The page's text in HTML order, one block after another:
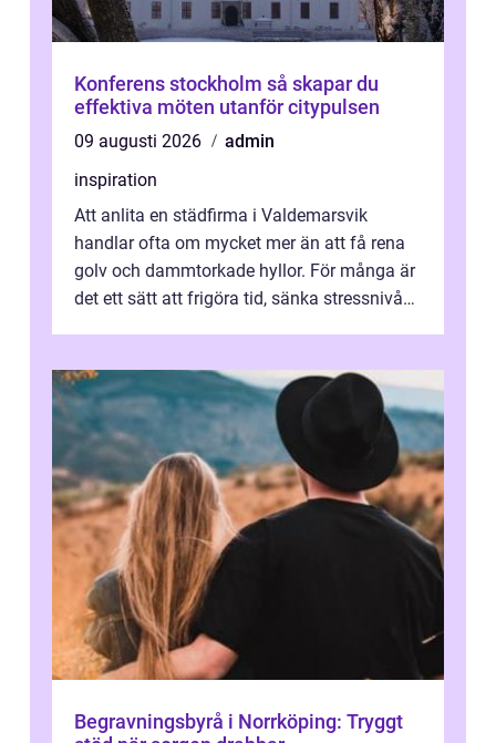
Konferens stockholm så skapar du
effektiva möten utanför citypulsen
09 augusti 2026
admin
inspiration
Att anlita en städfirma i Valdemarsvik
handlar ofta om mycket mer än att få rena
golv och dammtorkade hyllor. För många är
det ett sätt att frigöra tid, sänka stressnivån
Begravningsbyrå i Norrköping: Tryggt